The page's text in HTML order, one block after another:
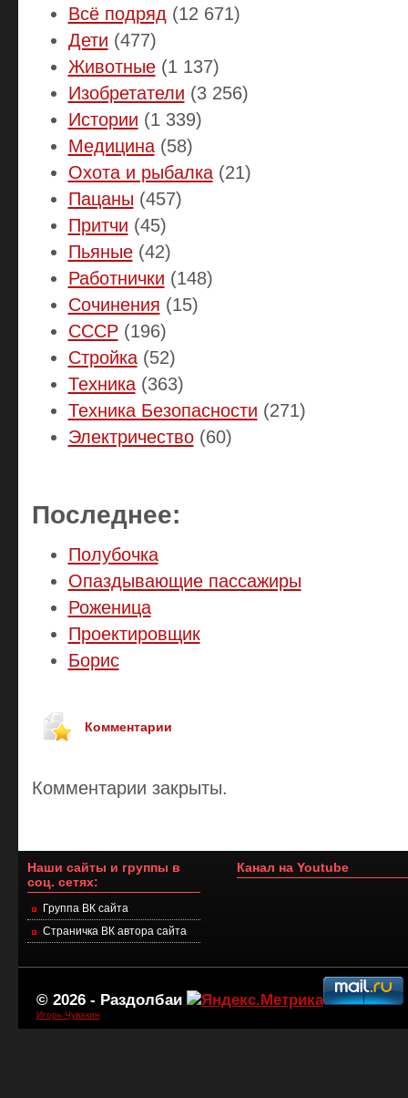
Всё подряд (12 671)
Дети (477)
Животные(1 137)
Изобретатели (3 256)
Истории (1 339)
Медицина(58)
Охота и рыбалка(21)
Пацаны (457)
Притчи (45)
Пьяные(42)
Работнички (148)
Сочинения (15)
СССР(196)
Стройка(52)
Техника(363)
Техника Безопасности (271)
Электричество(60)
Последнее:
Полубочка
Опаздывающие пассажиры
Роженица
Проектировщик
Борис
Комментарии
Комментарии закрыты.
Наши сайты и группы в
соц. сетях:
Группа ВК сайта
Страничка ВК автора сайта
Канал на Youtube
© 2026 - Раздолбаи
Игорь Чувакин